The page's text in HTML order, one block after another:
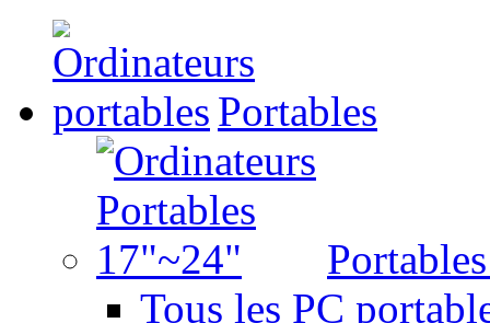
Portables
Tous les PC